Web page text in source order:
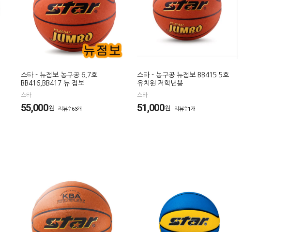
스타 - 뉴점보 농구공 6,7호
BB416,BB417 뉴 점보
스타
55,000원 리뷰수63개
스타 - 농구공 뉴점보 BB415 5호
유치원 저학년용
스타
51,000원 리뷰수1개